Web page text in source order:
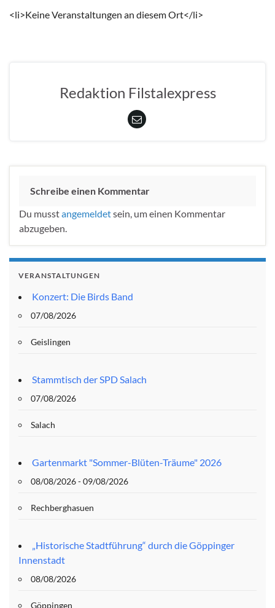
<li>Keine Veranstaltungen an diesem Ort</li>
Redaktion Filstalexpress
Schreibe einen Kommentar
Du musstangemeldetsein, um einen Kommentar
abzugeben.
VERANSTALTUNGEN
Konzert: Die Birds Band
07/08/2026
Geislingen
Stammtisch der SPD Salach
07/08/2026
Salach
Gartenmarkt "Sommer-Blüten-Träume" 2026
08/08/2026 - 09/08/2026
Rechberghasuen
„Historische Stadtführung“ durch die Göppinger
Innenstadt
08/08/2026
Göppingen